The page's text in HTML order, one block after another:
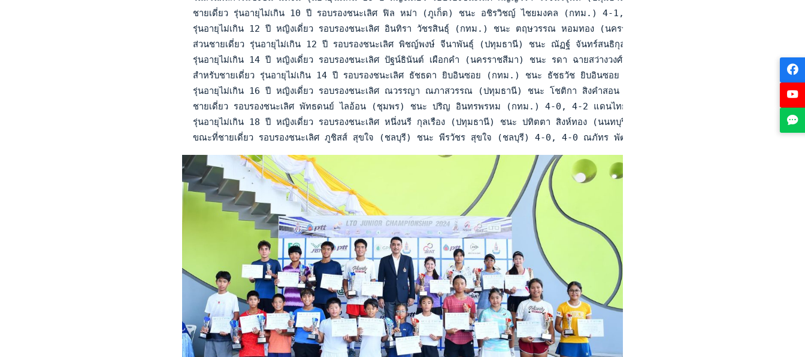
ชายเดี่ยว รุ่นอายุไม่เกิน 10 ปี รอบรองชนะเลิศ ฟิล หม่า (ภูเก็ต) ชนะ อชิรวิชญ์ ไชยมงคล (กทม.) 4-1, 4-2 ซีเจี๋ย เซิน (จีน) ชนะ โนอาห์ หยา
รุ่นอายุไม่เกิน 12 ปี หญิงเดี่ยว รอบรองชนะเลิศ อินทิรา วัชรสินธุ์ (กทม.) ชนะ ตฤษวรรณ หอมทอง (นครราชสีมา) 4-0, 4-0 พัชรกมล จันทราสา
ส่วนชายเดี่ยว รุ่นอายุไม่เกิน 12 ปี รอบรองชนะเลิศ พิชญ์พงษ์ จีนาพันธุ์ (ปทุมธานี) ชนะ ณัฏฐ์ จันทร์สนธิกุล (กทม.) 4-0, 5-3 ชนินท์ โกวิทวัฒน
รุ่นอายุไม่เกิน 14 ปี หญิงเดี่ยว รอบรองชนะเลิศ ปัฐน์ธินันต์ เผือกคำ (นครราชสีมา) ชนะ รดา ฉายสว่างวงศ์ (นนทบุรี) 4-0, 4-1 สุรพิชญา คล้อย
สำหรับชายเดี่ยว รุ่นอายุไม่เกิน 14 ปี รอบรองชนะเลิศ ธัชธดา ยิบอินซอย (กทม.) ชนะ ธัชธวัช ยิบอินซอย (กทม.) 5-3, 5-4(8-6) ธรรมลักษณ์
รุ่นอายุไม่เกิน 16 ปี หญิงเดี่ยว รอบรองชนะเลิศ ณวรรญา ณภาสวรรณ (ปทุมธานี) ชนะ โชติกา สิงคำสอน (นนทบุรี) 4-0, 4-0 พิรยา ทรัพย์พันแส
ชายเดี่ยว รอบรองชนะเลิศ พัทธดนย์ ไลอ้อน (ชุมพร) ชนะ ปริญ อินทรพรหม (กทม.) 4-0, 4-2 แดนไทย ตาก้อง (ปทุมธานี) ชนะ วาริสโรจน์ เลิ
รุ่นอายุไม่เกิน 18 ปี หญิงเดี่ยว รอบรองชนะเลิศ หนึ่งนรี กุลเรือง (ปทุมธานี) ชนะ ปทิตตา สิงห์ทอง (นนทบุรี) 5-4(7-3), 4-2 แอมิลี่ โคนิกลิโอ
ขณะที่ชายเดี่ยว รอบรองชนะเลิศ ภูชิสส์ สุขใจ (ชลบุรี) ชนะ พีรวัชร สุขใจ (ชลบุรี) 4-0, 4-0 ณภัทร พัฒนเลิศพันธ์ (สมุทรปราการ) ชนะ กฤตภาส